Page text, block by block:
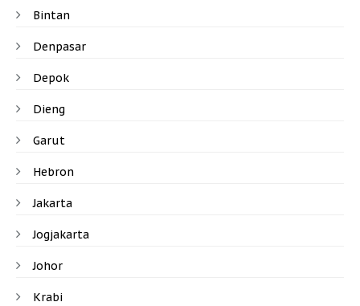
Bintan
Denpasar
Depok
Dieng
Garut
Hebron
Jakarta
Jogjakarta
Johor
Krabi